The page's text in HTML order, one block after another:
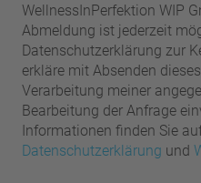
WellnessInPerfektion WIP
Abmeldung ist jederzeit
Datenschutzerklärung zur
erkläre mit Absenden
Verarbeitung meiner
Bearbeitung der Anfrage
Informationen finden Sie
Datenschutzerklärung und